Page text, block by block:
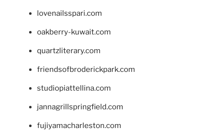
lovenailsspari.com
oakberry-kuwait.com
quartzliterary.com
friendsofbroderickpark.com
studiopiattellina.com
jannagrillspringfield.com
fujiyamacharleston.com